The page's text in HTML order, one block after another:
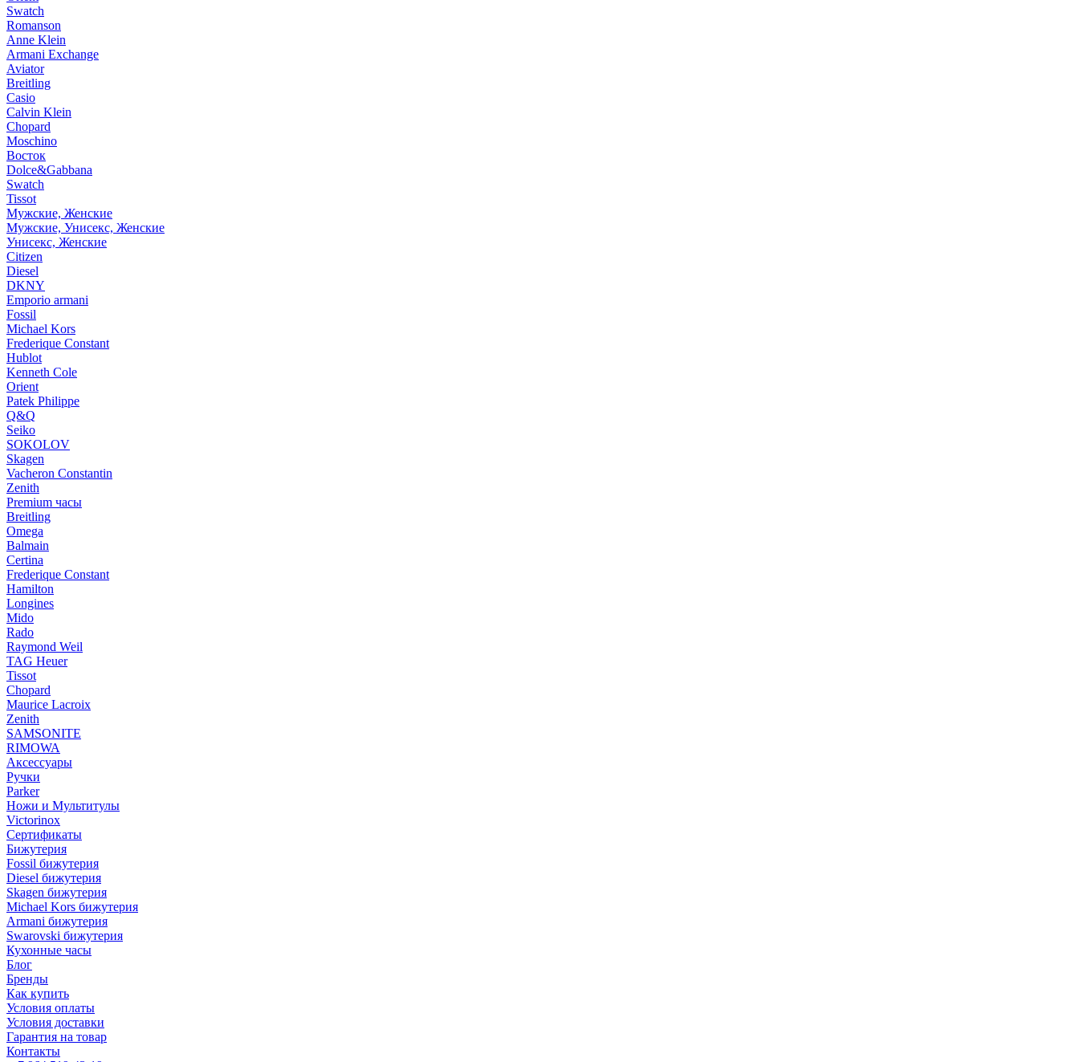
Swatch
Romanson
Anne Klein
Armani Exchange
Aviator
Breitling
Casio
Calvin Klein
Chopard
Moschino
Восток
Dolce&Gabbana
Swatch
Tissot
Мужские, Женские
Мужские, Унисекс, Женские
Унисекс, Женские
Citizen
Diesel
DKNY
Emporio armani
Fossil
Michael Kors
Frederique Constant
Hublot
Kenneth Cole
Orient
Patek Philippe
Q&Q
Seiko
SOKOLOV
Skagen
Vacheron Constantin
Zenith
Premium часы
Breitling
Omega
Balmain
Certina
Frederique Constant
Hamilton
Longines
Mido
Rado
Raymond Weil
TAG Heuer
Tissot
Chopard
Maurice Lacroix
Zenith
SAMSONITE
RIMOWA
Аксессуары
Ручки
Parker
Ножи и Мультитулы
Victorinox
Сертификаты
Бижутерия
Fossil бижутерия
Diesel бижутерия
Skagen бижутерия
Michael Kors бижутерия
Armani бижутерия
Swarovski бижутерия
Кухонные часы
Блог
Бренды
Как купить
Условия оплаты
Условия доставки
Гарантия на товар
Контакты